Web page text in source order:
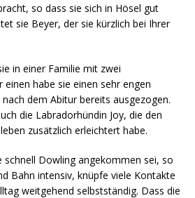
so dass sie sich in Hösel gut
sie Beyer, der sie kürzlich bei Ihrer
in einer Familie mit zwei
einen habe sie einen sehr engen
dem Abitur bereits ausgezogen.
die Labradorhündin Joy, die den
zusätzlich erleichtert habe.
Dowling angekommen sei, so
Bahn intensiv, knüpfe viele Kontakte
weitgehend selbstständig. Dass die